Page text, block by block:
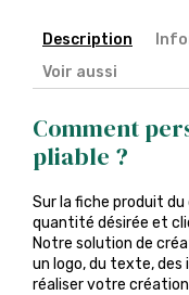
Description
Voir aussi
Comment
pliable ?
Sur la fiche produit
quantité désirée et
Notre solution de
un logo, du texte, des
réaliser votre